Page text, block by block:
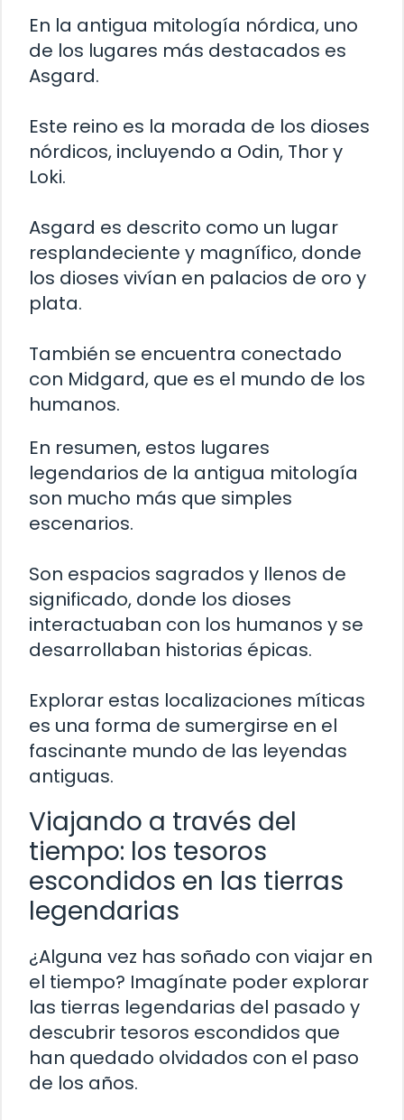
En la antigua mitología nórdica, uno
de los lugares más destacados es
Asgard.
Este reino es la morada de los dioses
nórdicos, incluyendo a Odin, Thor y
Loki.
Asgard es descrito como un lugar
resplandeciente y magnífico, donde
los dioses vivían en palacios de oro y
plata.
También se encuentra conectado
con Midgard, que es el mundo de los
humanos.
En resumen, estos lugares
legendarios de la antigua mitología
son mucho más que simples
escenarios.
Son espacios sagrados y llenos de
significado, donde los dioses
interactuaban con los humanos y se
desarrollaban historias épicas.
Explorar estas localizaciones míticas
es una forma de sumergirse en el
fascinante mundo de las leyendas
antiguas.
Viajando a través del
tiempo: los tesoros
escondidos en las tierras
legendarias
¿Alguna vez has soñado con viajar en
el tiempo? Imagínate poder explorar
las tierras legendarias del pasado y
descubrir tesoros escondidos que
han quedado olvidados con el paso
de los años.